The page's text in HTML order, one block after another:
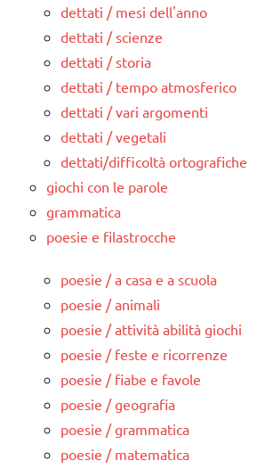
dettati / mesi dell'anno
dettati / scienze
dettati / storia
dettati / tempo atmosferico
dettati / vari argomenti
dettati / vegetali
dettati/difficoltà ortografiche
giochi con le parole
grammatica
poesie e filastrocche
poesie / a casa e a scuola
poesie / animali
poesie / attività abilità giochi
poesie / feste e ricorrenze
poesie / fiabe e favole
poesie / geografia
poesie / grammatica
poesie / matematica